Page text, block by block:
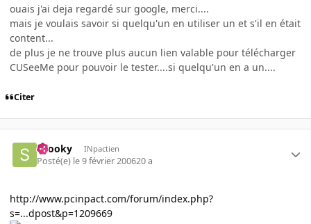
ouais j'ai deja regardé sur google, merci....
mais je voulais savoir si quelqu'un en utiliser un et s'il en était
content...
de plus je ne trouve plus aucun lien valable pour télécharger
CUSeeMe pour pouvoir le tester....si quelqu'un en a un....
Citer
snooky INpactien
Posté(e) le 9 février 200620 a
http://www.pcinpact.com/forum/index.php?
s=...dpost&p=1209669